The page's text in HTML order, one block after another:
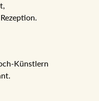
Künstlern